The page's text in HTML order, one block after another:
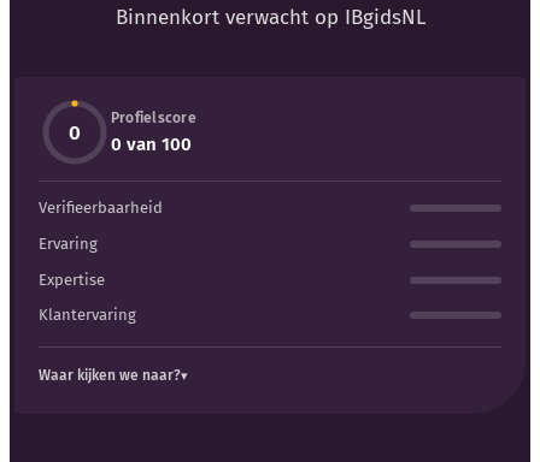
Externe bronnen
Woordenboek
Auteurs
Binnenkort verwacht op IBgidsNL
0
Profielscore
0 van 100
Verifieerbaarheid
Ervaring
Expertise
Klantervaring
Waar kijken we naar?